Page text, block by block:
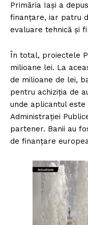
Primăria Iași a
finanțare, iar patru
evaluare tehnică și
În total, proiectele
milioane lei. La
de milioane de lei,
pentru achiziția de
unde aplicantul este
Administrației
partener. Banii au
de finanțare